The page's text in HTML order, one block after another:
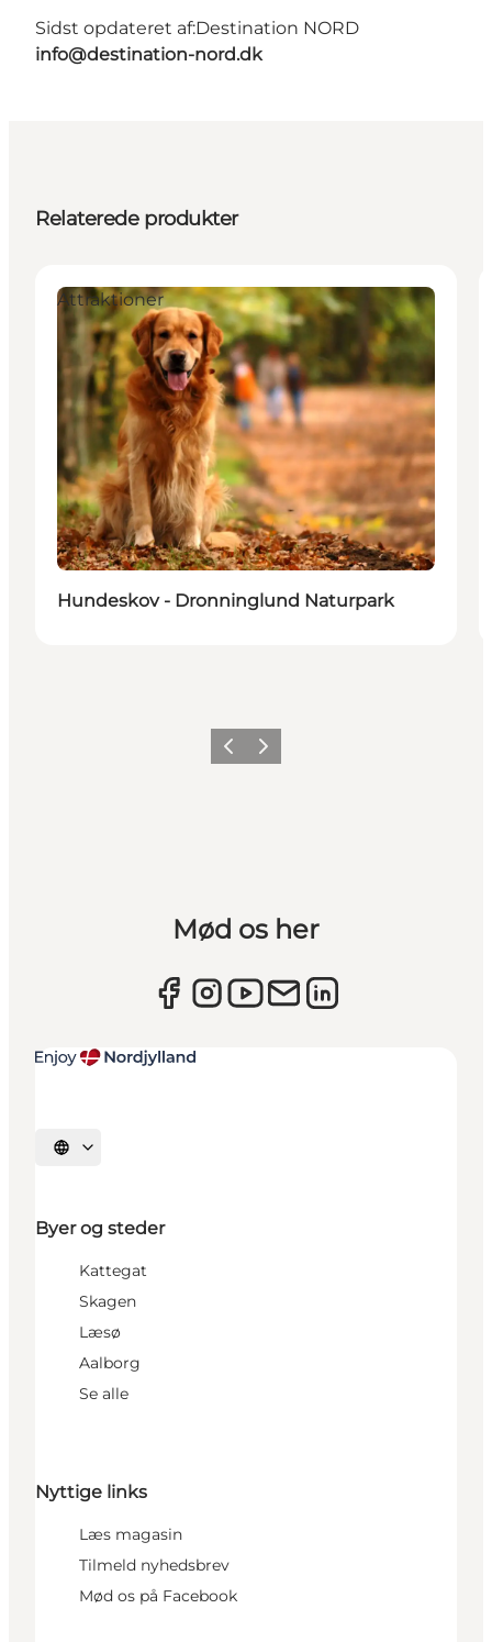
Sidst opdateret af:Destination NORD
info@destination-nord.dk
Relaterede produkter
Attraktioner
Hundeskov - Dronninglund Naturpark
ForrigeNæste
Mød os her
Vælg sprog
Byer og steder
Kattegat
Skagen
Læsø
Aalborg
Se alle
Nyttige links
Læs magasin
Tilmeld nyhedsbrev
Mød os på Facebook